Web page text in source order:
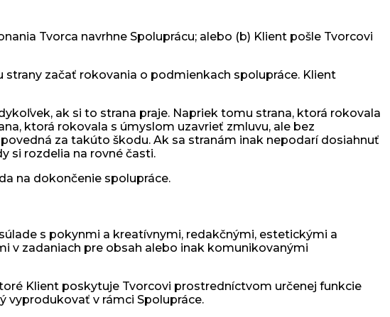
Tvorca navrhne Spoluprácu; alebo (b) Klient pošle Tvorcovi
začať rokovania o podmienkach spolupráce. Klient
ak si to strana praje. Napriek tomu strana, ktorá rokovala
ktorá rokovala s úmyslom uzavrieť zmluvu, ale bez
za takúto škodu. Ak sa stranám inak nepodarí dosiahnuť
si rozdelia na rovné časti.
na dokončenie spolupráce.
s pokynmi a kreatívnymi, redakčnými, estetickými a
v zadaniach pre obsah alebo inak komunikovanými
Klient poskytuje Tvorcovi prostredníctvom určenej funkcie
vyprodukovať v rámci Spolupráce.